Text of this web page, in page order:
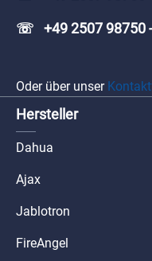
☏ +49 2507 98750
Oder über unser
Hersteller
Dahua
Ajax
Jablotron
FireAngel